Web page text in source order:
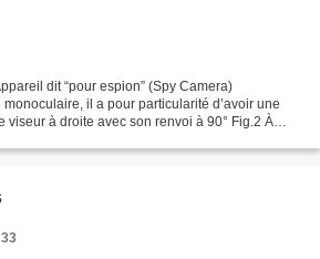
dit “pour espion” (Spy Camera)
il a pour particularité d’avoir une
viseur à droite avec son renvoi à 90° Fig.2 À